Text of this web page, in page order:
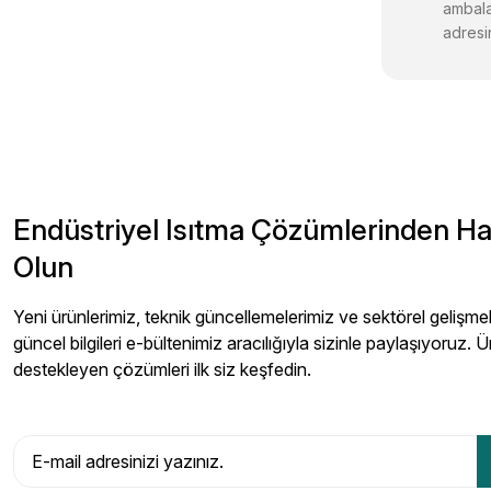
Endüstriyel Isıtma Çözümlerinden
Olun
Yeni ürünlerimiz, teknik güncellemelerimiz ve sektörel
güncel bilgileri e-bültenimiz aracılığıyla sizinle paylaşıyoruz.
destekleyen çözümleri ilk siz keşfedin.